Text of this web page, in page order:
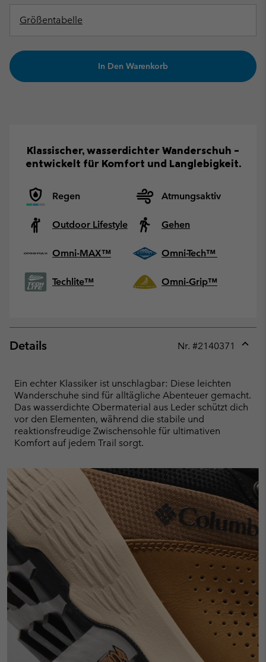
Größentabelle
In Den Warenkorb
Klassischer, wasserdichter Wanderschuh –
entwickelt für Komfort und Langlebigkeit.
Regen Atmungsaktiv
Outdoor Lifestyle Gehen
Omni-MAX™ Omni-Tech™
Techlite™ Omni-Grip™
Details Nr. #2140371
Ein echter Klassiker ist unschlagbar: Diese leichten
Wanderschuhe sind für alltägliche Abenteuer gemacht.
Das wasserdichte Obermaterial aus Leder schützt dich
vor den Elementen, während die stabile und
reaktionsfreudige Zwischensohle für ultimativen
Komfort auf jedem Trail sorgt.